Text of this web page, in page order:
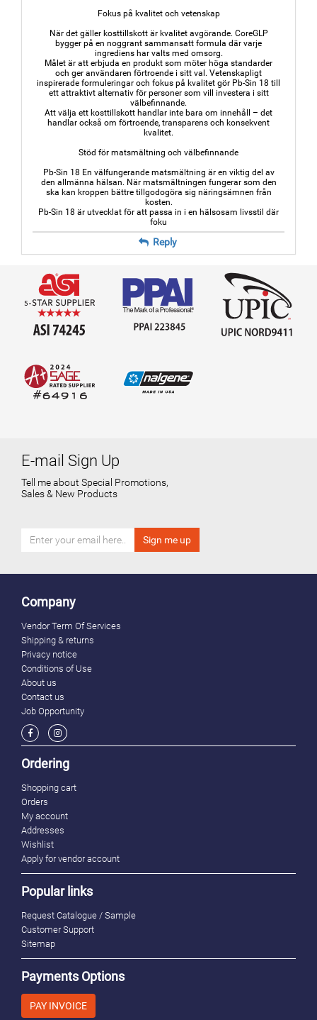
Fokus på kvalitet och vetenskap
När det gäller kosttillskott är kvalitet avgörande. CoreGLP
bygger på en noggrant sammansatt formula där varje
ingrediens har valts med omsorg.
Målet är att erbjuda en produkt som möter höga standarder
och ger användaren förtroende i sitt val. Vetenskapligt
inspirerade formuleringar och fokus på kvalitet gör Pb-Sin 18 till
ett attraktivt alternativ för personer som vill investera i sitt
välbefinnande.
Att välja ett kosttillskott handlar inte bara om innehåll – det
handlar också om förtroende, transparens och konsekvent
kvalitet.
Stöd för matsmältning och välbefinnande
Pb-Sin 18 En välfungerande matsmältning är en viktig del av
den allmänna hälsan. När matsmältningen fungerar som den
ska kan kroppen bättre tillgodogöra sig näringsämnen från
kosten.
Pb-Sin 18 är utvecklat för att passa in i en hälsosam livsstil där
foku
Reply
E-mail Sign Up
Tell me about Special Promotions,
Sales & New Products
Company
Vendor Term Of Services
Shipping & returns
Privacy notice
Conditions of Use
About us
Contact us
Job Opportunity
Ordering
Shopping cart
Orders
My account
Addresses
Wishlist
Apply for vendor account
Popular links
Request Catalogue / Sample
Customer Support
Sitemap
Payments Options
PAY INVOICE